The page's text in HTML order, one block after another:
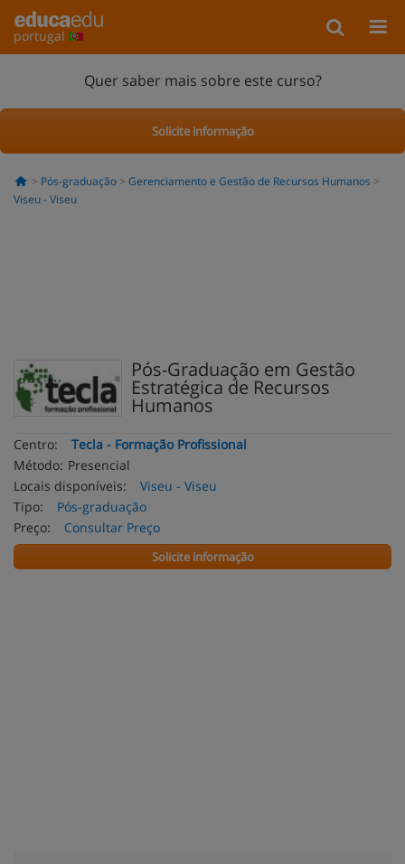
portugal
Quer saber mais sobre este curso?
Solicite informação
Pós-graduação
Gerenciamento e Gestão de Recursos Humanos
Viseu - Viseu
Pós-Graduação em Gestão
Estratégica de Recursos
Humanos
Centro:
Tecla - Formação Profissional
Método: Presencial
Locais disponíveis:
Viseu - Viseu
Tipo:
Pós-graduação
Preço:
Consultar Preço
Solicite informação